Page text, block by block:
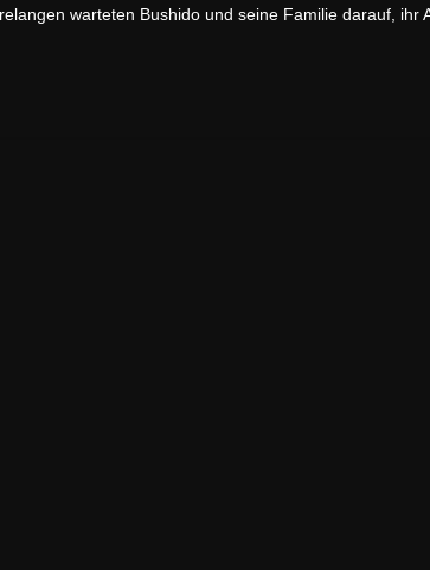
warteten Bushido und seine Familie darauf, ihr